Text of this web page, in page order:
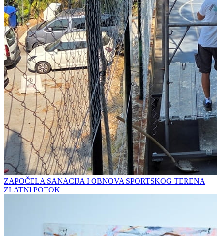
ZAPOČELA SANACIJA I OBNOVA SPORTSKOG TERENA
ZLATNI POTOK